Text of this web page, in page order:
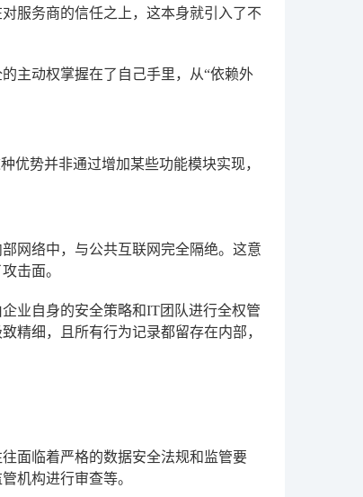
服务商的信任之上，这本身就引入了不
主动权掌握在了自己手里，从“依赖外
优势并非通过增加某些功能模块实现，
网络中，与公共互联网完全隔绝。这意
击面。
业自身的安全策略和IT团队进行全权管
精细，且所有行为记录都留存在内部，
面临着严格的数据安全法规和监管要
机构进行审查等。